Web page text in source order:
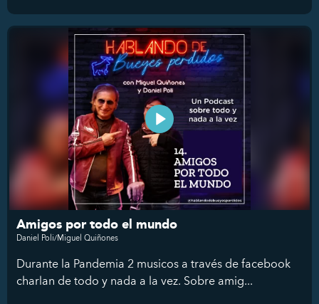
Amigos por todo el mundo
Daniel Poli/Miguel Quiñones
Durante la Pandemia 2 musicos a través de facebook
charlan de todo y nada a la vez. Sobre amig...